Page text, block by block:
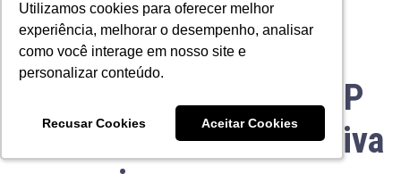
Utilizamos cookies para oferecer melhor
experiência, melhorar o desempenho, analisar
como você interage em nosso site e
personalizar conteúdo.
Recusar Cookies Aceitar Cookies
Utilizamos cookies para oferecer melhor
experiência, melhorar o desempenho, analisar
como você interage em nosso site e
personalizar conteúdo.
Recusar Cookies Aceitar Cookies
Como transformar o SAP
em vantagem competitiva